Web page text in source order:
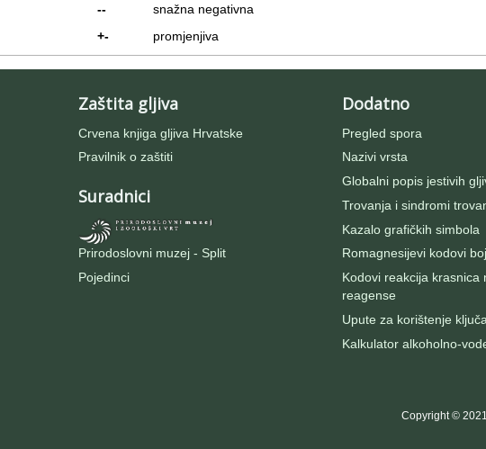
--
snažna negativna
+-
promjenjiva
Zaštita gljiva
Crvena knjiga gljiva Hrvatske
Pravilnik o zaštiti
Suradnici
Prirodoslovni muzej - Split
Pojedinci
Dodatno
Pregled spora
Nazivi vrsta
Globalni popis jestivih
Trovanja i sindromi
Kazalo grafičkih simbola
Romagnesijevi kodovi
Kodovi reakcija krasnica
reagense
Upute za korištenje
Kalkulator alkoholno-
Copyright ©